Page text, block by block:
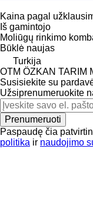
Kaina pagal
Iš gamintojo
Moliūgų rinkimo
Būklė naujas
Turkija
OTM ÖZKAN TARIM
Susisiekite su
Užsiprenumeruokite
Prenumeruoti
Paspaudę čia
politika ir naudojimo